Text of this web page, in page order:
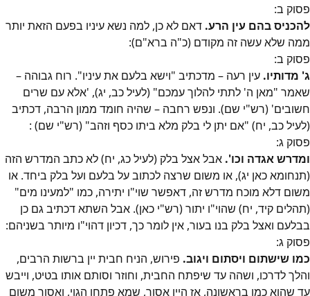
פסוק ב:
להכניס בהם עין הרע. דאם לא כן, למה נשא עיניו בפעם הזאת יותר
ממה שלא עשה זה מקודם (כ"ה ברא"ם):
פסוק ב:
ג' מדותיו. עין רעה – מדכתיב "וישא בלעם את עיניו". רוח גבוהה –
שאמר "מאן ה' לתתי להלוך עמכם" (לעיל כב, יג), 'אלא עם שרים
חשובים' (רש"י שם). ונפש רחבה – שהיה חומד ממון הרבה, דכתיב
(לעיל כב, יח) "אם יתן לי בלק מלא ביתו כסף וזהב" (רש"י שם) :
פסוק ג:
ומדרש אגדה וכו'. אבל אצל בלק (לעיל כג, יח) לא כתב המדרש הזה
(תנחומא כאן יג), או משום שרצה לכתוב על בלעם ועל בלק ביחד. או
משום דלא מוכח מדרש זה, דאפשר שוי"ו יתירה, כמו "למעינו מים"
(תהלים קיד, יח) שהוי"ו יתור (רש"י כאן). אבל השתא דכתיב גם כן
בבלעם ואצל בלק בנו בעור, אין לומר כך, דכיון דהוי"ו מיותר בשניהם:
פסוק ג:
כמו שישתום ויסתום ויגוב. פירוש, הניח חבית יין ברשות הרבים,
והלך לדרכו, ושהה עד שיפתח החבית, וחוזר וסותם אותו בטיט, וייבש
עד שהוא כמו בראשונה, אז היין אסור, שמא פתחו הגוי, ואסור משום